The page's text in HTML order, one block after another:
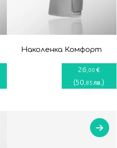
Наколенка Комфорт
26 ,00 €
(50 ,85 лв.)